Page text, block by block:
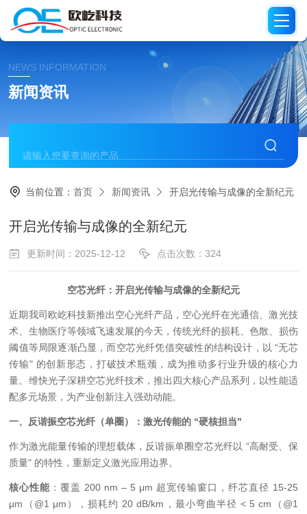
NEWS INFORMATION
新闻资讯
当前位置：首页 新闻资讯 开启光传输与成像的全新纪元
开启光传输与成像的全新纪元
更新时间：2025-12-12 点击次数：324
空芯光纤：开启光传输与成像的全新纪元
近期我司欧屹科技新推出空心光纤产品，空心光纤在光通信、激光技
术、生物医疗等领域飞速发展的今天，传统光纤的损耗、色散、损伤
阈值等局限逐渐凸显，而空芯光纤凭借突破性的结构设计，以 “无芯
传输" 的创新形态，打破技术瓶颈，成为推动多行业升级的核心力
量。维快光子深耕空芯光纤技术，推出四大核心产品系列，以性能适
配多元场景，为产业创新注入强劲动能。
一、反谐振空芯光纤（单圈）：激光传能的 “硬核担当"
作为激光能量传输的理想载体，反谐振单圈空芯光纤以 “高耐受、保
质量" 的特性，重新定义激光应用边界。
核心性能 ：覆盖 200 nm – 5 μm 超宽传输窗口，纤芯直径 15-25
μm （ @1 μm ），损耗约 20 dB/km ，最小弯曲半径 < 5 cm （ @1